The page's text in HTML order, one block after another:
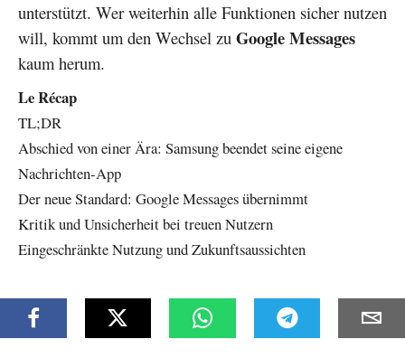
unterstützt. Wer weiterhin alle Funktionen sicher nutzen
will, kommt um den Wechsel zu Google Messages
kaum herum.
Le Récap
TL;DR
Abschied von einer Ära: Samsung beendet seine eigene
Nachrichten-App
Der neue Standard: Google Messages übernimmt
Kritik und Unsicherheit bei treuen Nutzern
Eingeschränkte Nutzung und Zukunftsaussichten